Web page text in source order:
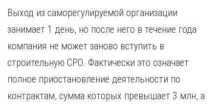
Выход из саморегулируемой организации
занимает 1 день, но после него в течение года
компания не может заново вступить в
строительную СРО. Фактически это означает
полное приостановление деятельности по
контрактам, сумма которых превышает 3 млн, а